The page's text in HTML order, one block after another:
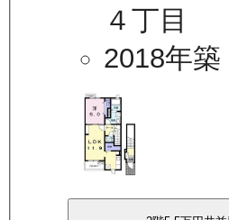
４丁目
2018年築